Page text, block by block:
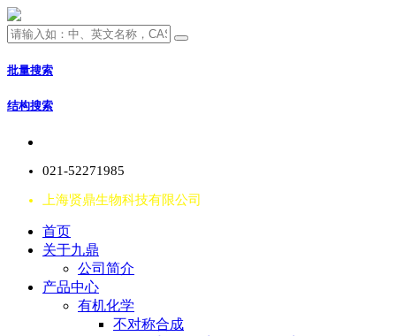
批量搜索
结构搜索
021-52271985
上海贤鼎生物科技有限公司
首页
关于九鼎
公司简介
产品中心
有机化学
不对称合成